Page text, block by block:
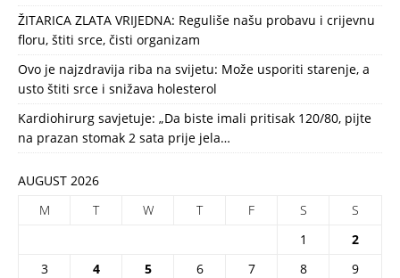
ŽITARICA ZLATA VRIJEDNA: Reguliše našu probavu i crijevnu
floru, štiti srce, čisti organizam
Ovo je najzdravija riba na svijetu: Može usporiti starenje, a
usto štiti srce i snižava holesterol
Kardiohirurg savjetuje: „Da biste imali pritisak 120/80, pijte
na prazan stomak 2 sata prije jela…
AUGUST 2026
M
T W T F S
S
1
2
3
4 5 6 7 8 9